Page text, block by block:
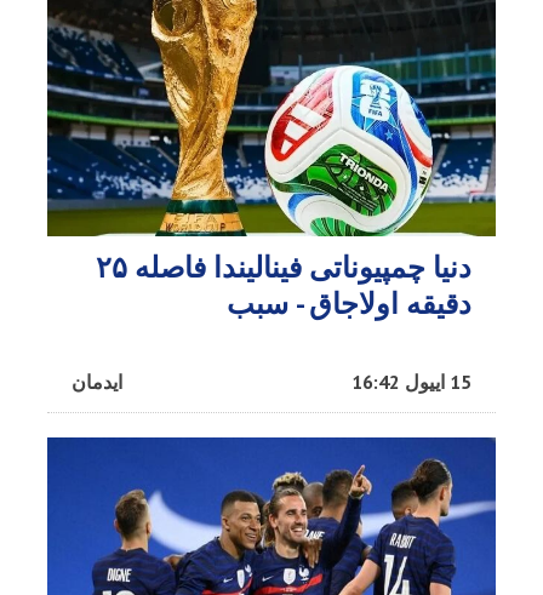
دنیا چمپیوناتی فینالیندا فاصله ۲۵
دقیقه اولاجاق - سبب
ایدمان 15 اییول 16:42